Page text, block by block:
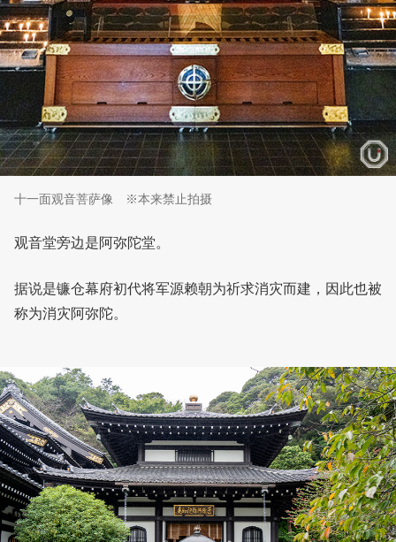
十一面观音菩萨像 ※本来禁止拍摄
观音堂旁边是阿弥陀堂。
据说是镰仓幕府初代将军源赖朝为祈求消灾而建，因此也被
称为消灾阿弥陀。